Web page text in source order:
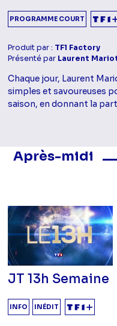
PROGRAMME COURT
Produit par : TF1 Factory
Présenté par Laurent
Chaque jour, Laurent
simples et savoureuses
saison, en donnant la
Après-midi
Masquer les
JT 13h Semaine
INFO INÉDIT